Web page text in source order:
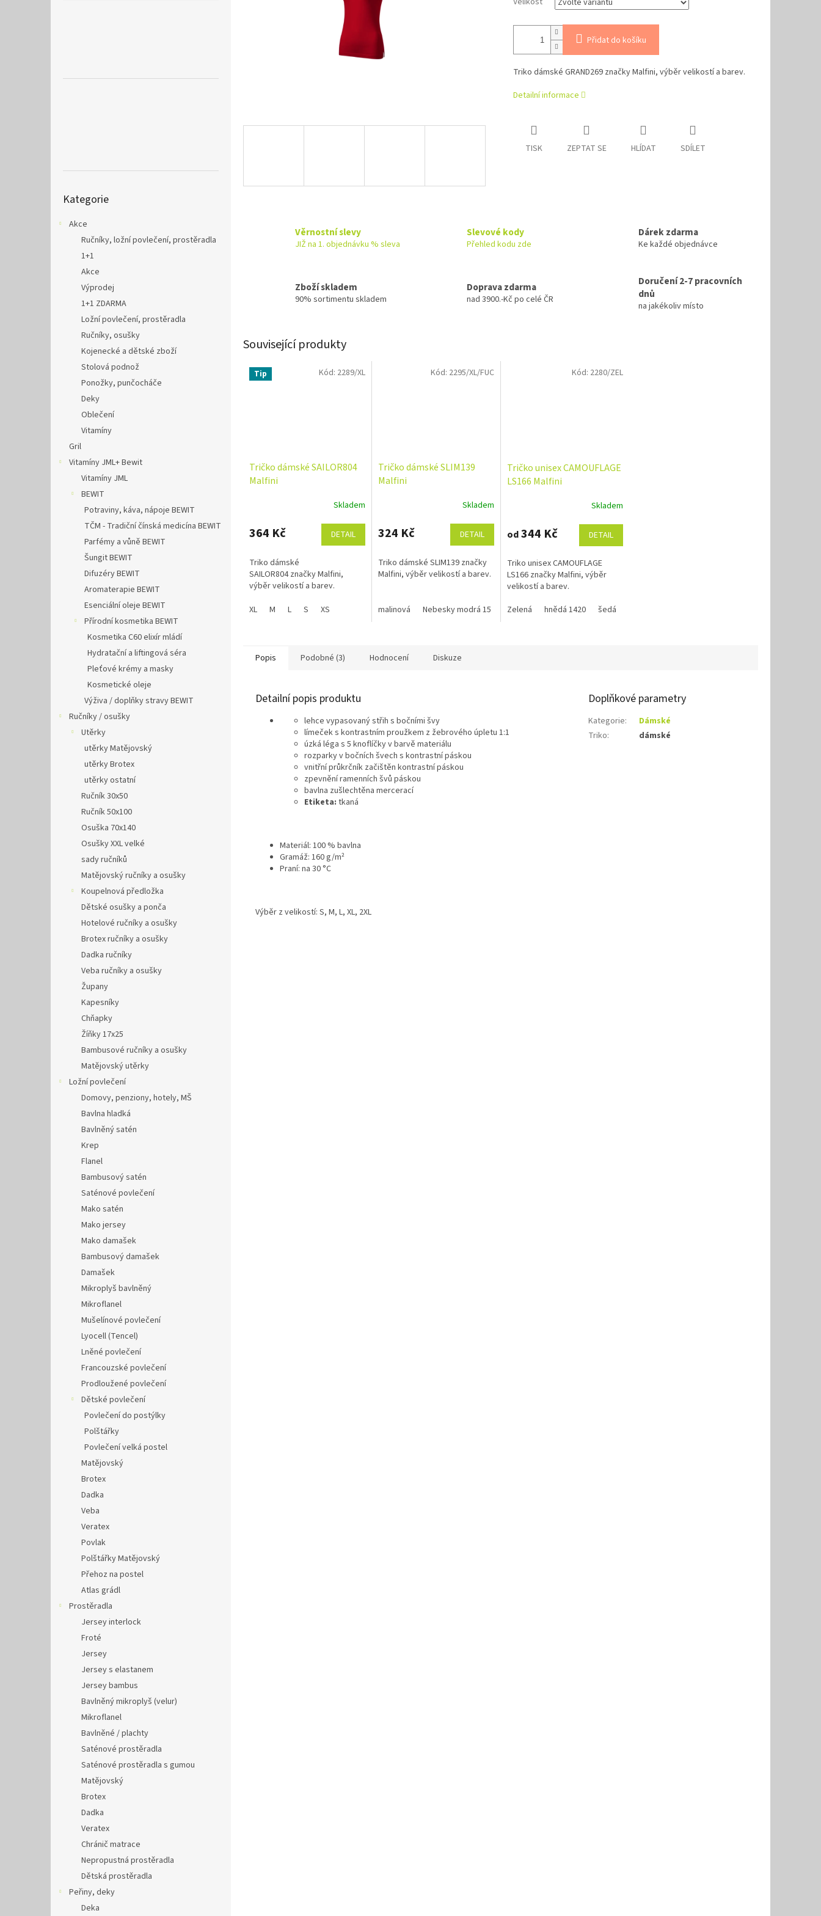
kategorie
Kategorie
Akce
Ručníky, ložní povlečení, prostěradla
1+1
Akce
Výprodej
1+1 ZDARMA
Ložní povlečení, prostěradla
Ručníky, osušky
Kojenecké a dětské zboží
Stolová podnož
Ponožky, punčocháče
Deky
Oblečení
Vitamíny
Gril
Vitamíny JML+ Bewit
Vitamíny JML
BEWIT
Potraviny, káva, nápoje BEWIT
TČM - Tradiční čínská medicína BEWIT
Parfémy a vůně BEWIT
Šungit BEWIT
Difuzéry BEWIT
Aromaterapie BEWIT
Esenciální oleje BEWIT
Přírodní kosmetika BEWIT
Kosmetika C60 elixír mládí
Hydratační a liftingová séra
Pleťové krémy a masky
Kosmetické oleje
Výživa / doplňky stravy BEWIT
Ručníky / osušky
Utěrky
utěrky Matějovský
utěrky Brotex
utěrky ostatní
Ručník 30x50
Ručník 50x100
Osuška 70x140
Osušky XXL velké
sady ručníků
Matějovský ručníky a osušky
Koupelnová předložka
Dětské osušky a ponča
Hotelové ručníky a osušky
Brotex ručníky a osušky
Dadka ručníky
Veba ručníky a osušky
Župany
Kapesníky
Chňapky
Žíňky 17x25
Bambusové ručníky a osušky
Matějovský utěrky
Ložní povlečení
Domovy, penziony, hotely, MŠ
Bavlna hladká
Bavlněný satén
Krep
Flanel
Bambusový satén
Saténové povlečení
Mako satén
Mako jersey
Mako damašek
Bambusový damašek
Damašek
Mikroplyš bavlněný
Mikroflanel
Mušelínové povlečení
Lyocell (Tencel)
Lněné povlečení
Francouzské povlečení
Prodloužené povlečení
Dětské povlečení
Povlečení do postýlky
Polštářky
Povlečení velká postel
Matějovský
Brotex
Dadka
Veba
Veratex
Povlak
Polštářky Matějovský
Přehoz na postel
Atlas grádl
Prostěradla
Jersey interlock
Froté
Jersey
Jersey s elastanem
Jersey bambus
Bavlněný mikroplyš (velur)
Mikroflanel
Bavlněné / plachty
Saténové prostěradla
Saténové prostěradla s gumou
Matějovský
Brotex
Dadka
Veratex
Chránič matrace
Nepropustná prostěradla
Dětská prostěradla
Peřiny, deky
Deka
Přidat do košíku
Triko dámské GRAND269 značky Malfini, výběr velikostí a barev.
Detailní informace
TISK ZEPTAT SE HLÍDAT SDÍLET
Věrnostní slevy
JIŽ na 1. objednávku % sleva
Slevové kody
Přehled kodu zde
Dárek zdarma
Ke každé objednávce
Zboží skladem
90% sortimentu skladem
Doprava zdarma
nad 3900.-Kč po celé ČR
Doručení 2-7 pracovních
dnů
na jakékoliv místo
Související produkty
Tip
Tričko dámské SAILOR804
Malfini
Skladem
364 Kč DETAIL
Triko dámské
SAILOR804 značky Malfini,
výběr velikostí a barev.
XL
M L S XS
Kód: 2289/XL
Tričko dámské SLIM139
Malfini
Skladem
324 Kč DETAIL
Triko dámské SLIM139 značky
Malfini, výběr velikostí a barev.
malinová Nebesky modrá 15 fuchsia red 49 trávově zelená 39
Kód: 2295/XL/FUC
Tričko unisex CAMOUFLAGE
LS166 Malfini
Skladem
od344 Kč DETAIL
Triko unisex CAMOUFLAGE
LS166 značky Malfini, výběr
velikostí a barev.
Zelená
hnědá 1420 šedá
Kód: 2280/ZEL
Popis Podobné (3) Hodnocení Diskuze
Detailní popis produktu
lehce vypasovaný střih s bočními švy
límeček s kontrastním proužkem z žebrového úpletu 1:1
úzká léga s 5 knoflíčky v barvě materiálu
rozparky v bočních švech s kontrastní páskou
vnitřní průkrčník začištěn kontrastní páskou
zpevnění ramenních švů páskou
bavlna zušlechtěna mercerací
Etiketa: tkaná
Materiál: 100 % bavlna
Gramáž: 160 g/m²
Praní: na 30 °C
Výběr z velikostí: S, M, L, XL, 2XL
Doplňkové parametry
Kategorie:
Dámské
Triko: dámské